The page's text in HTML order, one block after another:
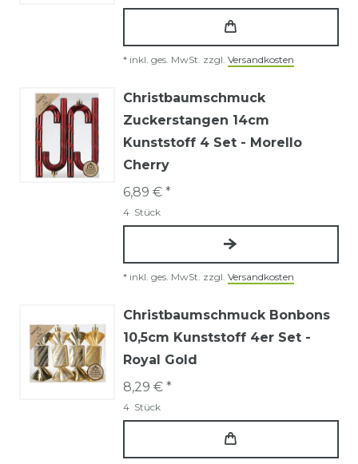
* inkl. ges. MwSt. zzgl. Versandkosten
Christbaumschmuck
Zuckerstangen 14cm
Kunststoff 4 Set - Morello
Cherry
6,89 € *
4 Stück
* inkl. ges. MwSt. zzgl. Versandkosten
Christbaumschmuck Bonbons
10,5cm Kunststoff 4er Set -
Royal Gold
8,29 € *
4 Stück